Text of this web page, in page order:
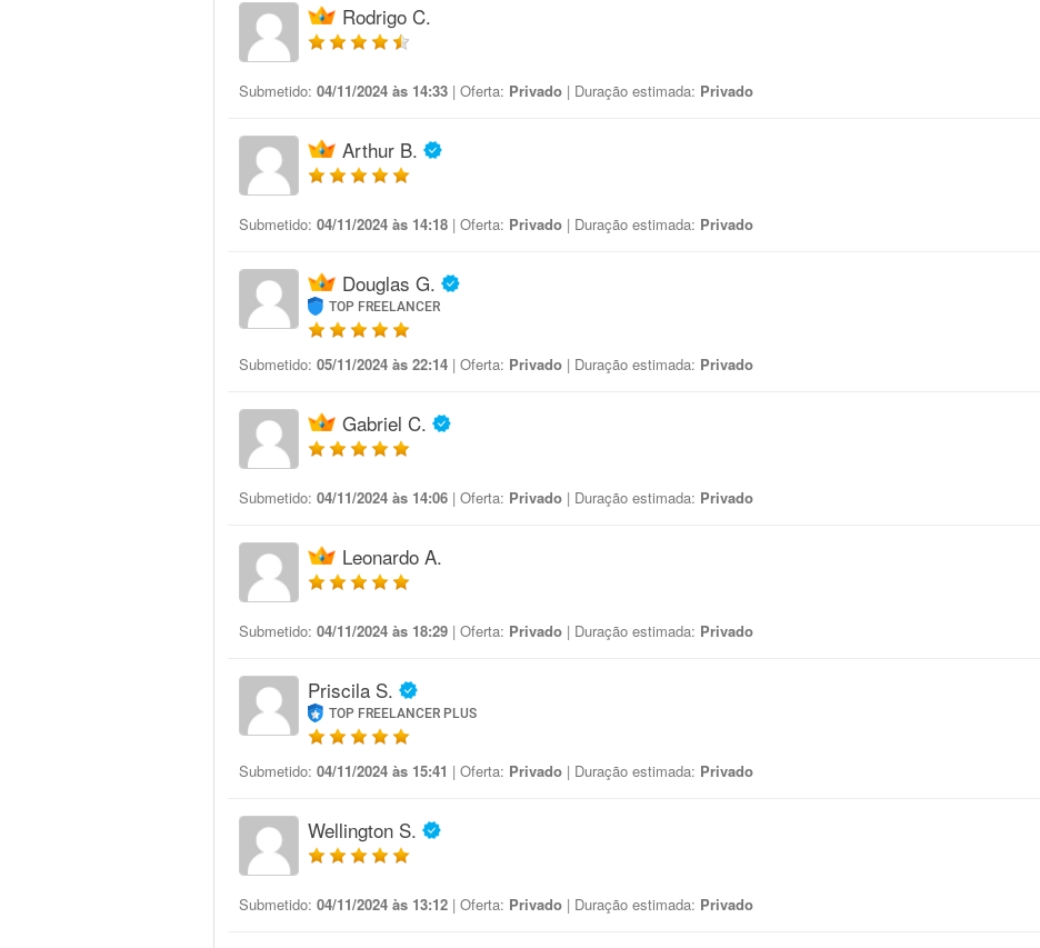
Rodrigo C.
Submetido: 04/11/2024 às 14:33 | Oferta: Privado | Duração estimada: Privado
Arthur B.
Submetido: 04/11/2024 às 14:18 | Oferta: Privado | Duração estimada: Privado
Douglas G.
TOP FREELANCER
Submetido: 05/11/2024 às 22:14 | Oferta: Privado | Duração estimada: Privado
Gabriel C.
Submetido: 04/11/2024 às 14:06 | Oferta: Privado | Duração estimada: Privado
Leonardo A.
Submetido: 04/11/2024 às 18:29 | Oferta: Privado | Duração estimada: Privado
Priscila S.
TOP FREELANCER PLUS
Submetido: 04/11/2024 às 15:41 | Oferta: Privado | Duração estimada: Privado
Wellington S.
Submetido: 04/11/2024 às 13:12 | Oferta: Privado | Duração estimada: Privado